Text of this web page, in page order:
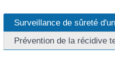
Surveillance de sûreté
Prévention de la récidive